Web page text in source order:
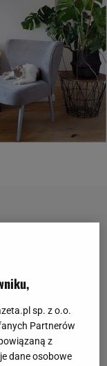
sp. z o.o.
Partnerów
z
dane osobowe